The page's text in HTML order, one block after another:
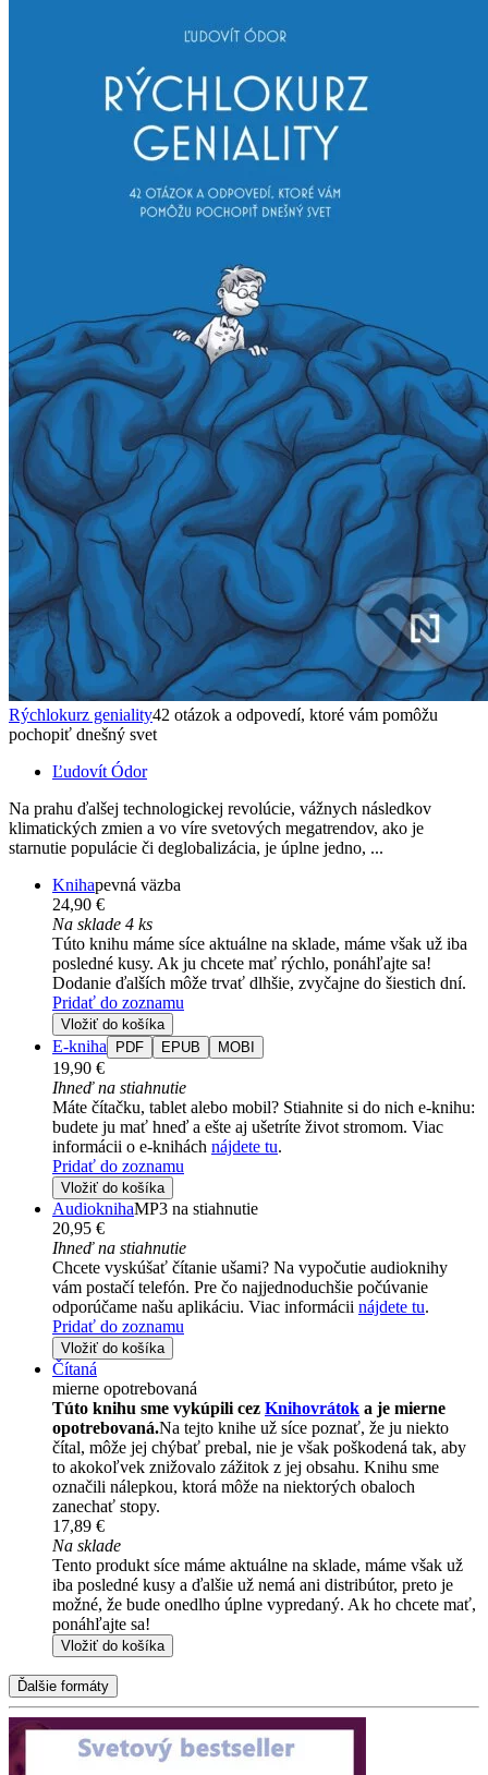
Rýchlokurz geniality42 otázok a odpovedí, ktoré vám pomôžu
pochopiť dnešný svet
Ľudovít Ódor
Na prahu ďalšej technologickej revolúcie, vážnych následkov
klimatických zmien a vo víre svetových megatrendov, ako je
starnutie populácie či deglobalizácia, je úplne jedno, ...
Knihapevná väzba
24,90 €
Na sklade 4 ks
Túto knihu máme síce aktuálne na sklade, máme však už iba
posledné kusy. Ak ju chcete mať rýchlo, ponáhľajte sa!
Dodanie ďalších môže trvať dlhšie, zvyčajne do šiestich dní.
Pridať do zoznamu
Vložiť do košíka
E-kniha PDF EPUB MOBI
19,90 €
Ihneď na stiahnutie
Máte čítačku, tablet alebo mobil? Stiahnite si do nich e-knihu:
budete ju mať hneď a ešte aj ušetríte život stromom. Viac
informácii o e-knihách nájdete tu.
Pridať do zoznamu
Vložiť do košíka
AudioknihaMP3 na stiahnutie
20,95 €
Ihneď na stiahnutie
Chcete vyskúšať čítanie ušami? Na vypočutie audioknihy
vám postačí telefón. Pre čo najjednoduchšie počúvanie
odporúčame našu aplikáciu. Viac informácii nájdete tu.
Pridať do zoznamu
Vložiť do košíka
Čítaná
mierne opotrebovaná
Túto knihu sme vykúpili cez Knihovrátok a je mierne
opotrebovaná.Na tejto knihe už síce poznať, že ju niekto
čítal, môže jej chýbať prebal, nie je však poškodená tak, aby
to akokoľvek znižovalo zážitok z jej obsahu. Knihu sme
označili nálepkou, ktorá môže na niektorých obaloch
zanechať stopy.
17,89 €
Na sklade
Tento produkt síce máme aktuálne na sklade, máme však už
iba posledné kusy a ďalšie už nemá ani distribútor, preto je
možné, že bude onedlho úplne vypredaný. Ak ho chcete mať,
ponáhľajte sa!
Vložiť do košíka
Ďalšie formáty